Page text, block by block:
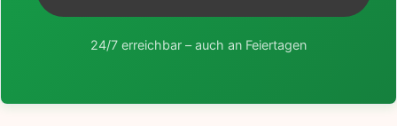
24/7 erreichbar – auch an Feiertagen